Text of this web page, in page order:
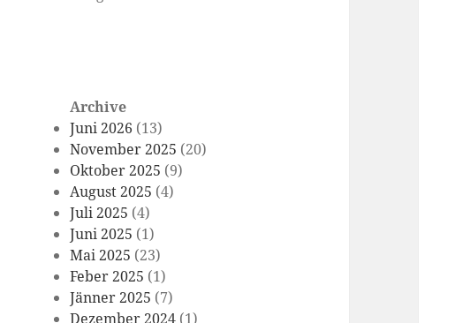
Archive
Juni 2026 (13)
November 2025 (20)
Oktober 2025 (9)
August 2025 (4)
Juli 2025 (4)
Juni 2025 (1)
Mai 2025 (23)
Feber 2025 (1)
Jänner 2025 (7)
Dezember 2024 (1)